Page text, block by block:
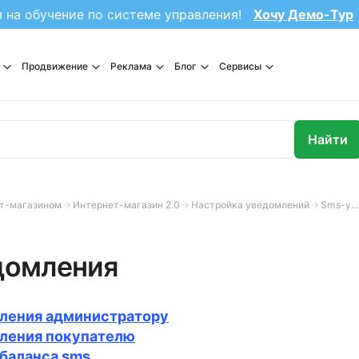
на обучение по системе управления! Хочу Демо-Тур
Продвижение Реклама Блог Сервисы
магазином Интернет-магазин 2.0 Настройка уведомлений Sms-уведомления
администратору
покупателю